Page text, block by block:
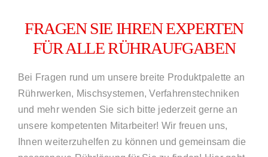
FRAGEN SIE IHREN EXPERTEN
FÜR ALLE RÜHRAUFGABEN
Bei Fragen rund um unsere breite Produktpalette an
Rührwerken, Mischsystemen, Verfahrenstechniken
und mehr wenden Sie sich bitte jederzeit gerne an
unsere kompetenten Mitarbeiter! Wir freuen uns,
Ihnen weiterzuhelfen zu können und gemeinsam die